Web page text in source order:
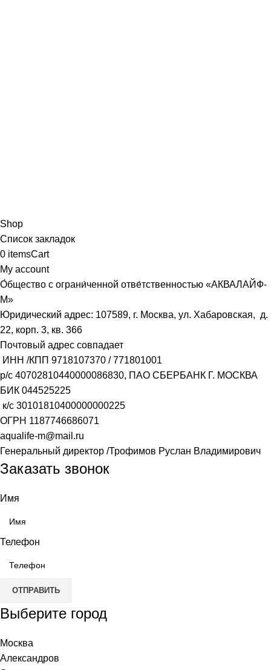
Shop
Список закладок
0 itemsCart
My account
О́бщество с ограни́ченной отве́тственностью «АКВАЛАЙФ-
М»
Юридический адрес: 107589, г. Москва, ул. Хабаровская, д.
22, корп. 3, кв. 366
Почтовый адрес совпадает
ИНН /КПП 9718107370 /771801001
р/с 40702810440000086830, ПАО СБЕРБАНК Г. МОСКВА
БИК 044525225
к/с 30101810400000000225
ОГРН 1187746686071
aqualife-m@mail.ru
Генеральный директор /Трофимов Руслан Владимирович
Заказать звонок
Имя
Телефон
ОТПРАВИТЬ
Выберите город
Москва
Александров